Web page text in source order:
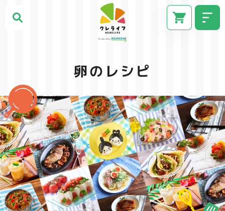
CM
卵のレシピ